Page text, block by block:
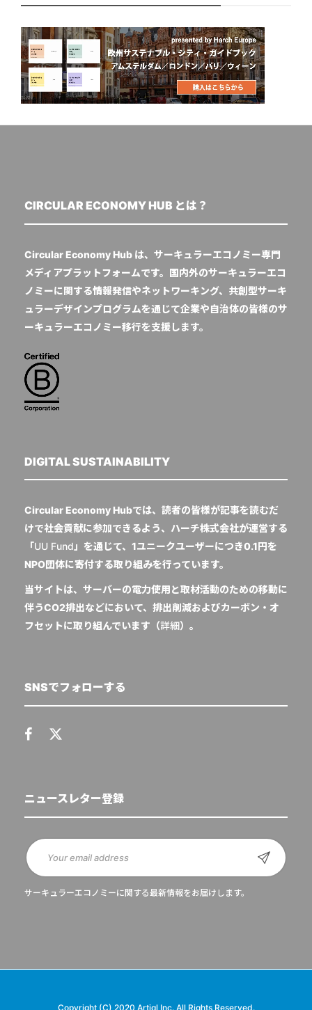
CIRCULAR ECONOMY HUB とは？
Circular Economy Hub は、サーキュラーエコノミー専門
メディアプラットフォームです。国内外のサーキュラーエコ
ノミーに関する情報発信やネットワーキング、共創型サーキ
ュラーデザインプログラムを通じて企業や自治体の皆様のサ
ーキュラーエコノミー移行を支援します。
DIGITAL SUSTAINABILITY
Circular Economy Hubでは、読者の皆様が記事を読むだ
けで社会貢献に参加できるよう、ハーチ株式会社が運営する
「UU Fund 」を通じて、1ユニークユーザーにつき0.1円を
NPO団体に寄付する取り組みを行っています。
当サイトは、サーバーの電力使用と取材活動のための移動に
伴うCO2排出などにおいて、排出削減およびカーボン・オ
フセットに取り組んでいます（詳細）。
SNSでフォローする
ニュースレター登録
サーキュラーエコノミーに関する最新情報をお届けします。
Copyright (C) 2020 Artiql Inc. All Rights Reserved.